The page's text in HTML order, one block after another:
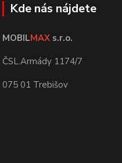
Kde nás nájdete
MOBILMAX s.r.o.
ČSL.Armády 1174/7
075 01 Trebišov